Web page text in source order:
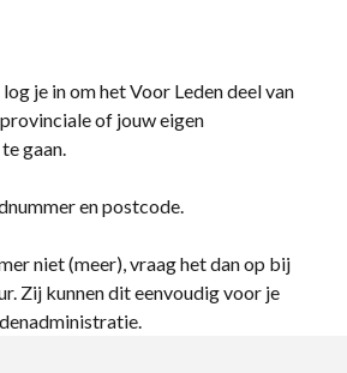
je in om het Voor Leden deel van
of jouw eigen
gaan.
en postcode.
niet (meer), vraag het dan op bij
Zij kunnen dit eenvoudig voor je